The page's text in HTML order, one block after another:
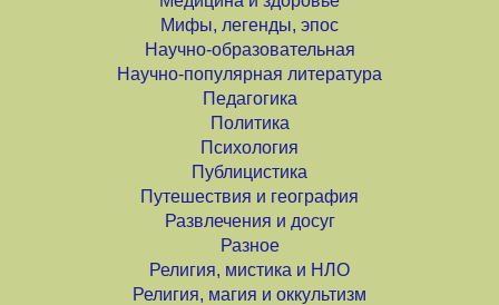
Мифы, легенды, эпос
Научно-образовательная
Научно-популярная литература
Педагогика
Политика
Психология
Публицистика
Путешествия и география
Развлечения и досуг
Разное
Религия, мистика и НЛО
Религия, магия и оккультизм